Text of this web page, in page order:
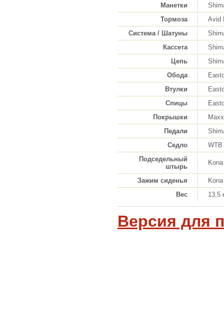
Манетки
Тормоза
Avid
Система / Шатуны
Кассета
Цепь
Обода
Втулки
Спицы
Покрышки
Педали
Седло
WTB
Подседельный
штырь
Зажим сиденья
Вес
13,5
Версия для